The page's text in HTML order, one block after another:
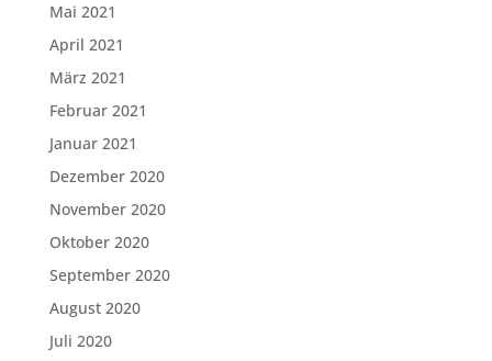
Mai 2021
April 2021
März 2021
Februar 2021
Januar 2021
Dezember 2020
November 2020
Oktober 2020
September 2020
August 2020
Juli 2020